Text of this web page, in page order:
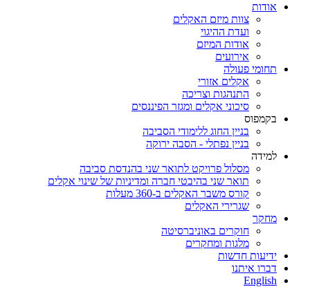
אודות
צוות מיזם האקלים
ועדת ההיגוי
אודות המיזם
אירועים
תחומי פעולה
אקלים אזורי
התנהגות וצריכה
סיכוני אקלים ומגזר הפיננסים
בקמפוס
בניין החוג ללימודי הסביבה
בניין נפתלי - הסבה ירוקה
למידה
מסלול פרויקט לתואר שני בהנדסת סביבה
תואר שני בהיבטי חברה ומדיניות של שינוי אקלים
קורס משבר האקלים ב-360 מעלות
שגרירי האקלים
מחקר
חוקרים באוניברסיטה
מלגות ומחקרים
ידיעות חדשות
דברו איתנו
English